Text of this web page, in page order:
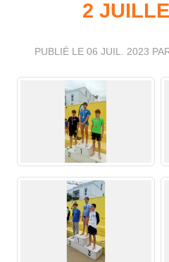
2
PUBLIÉ LE 06 JUIL. 2023